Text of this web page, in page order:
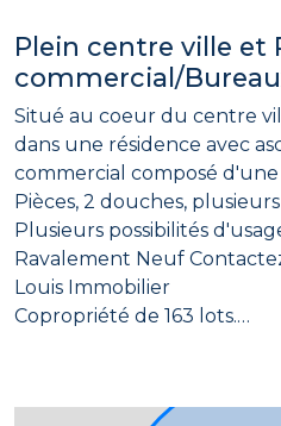
Plein centre ville et
commercial/
Situé au coeur du centre
dans une résidence avec
commercial composé
Pièces, 2 douches,
Plusieurs possibilités
Ravalement Neuf
Louis Immobilier
Copropriété de 163 lots.